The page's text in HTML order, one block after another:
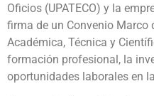
Oficios (UPATECO) y la
firma de un Convenio Marco
Académica, Técnica y
formación profesional, la
oportunidades laborales en